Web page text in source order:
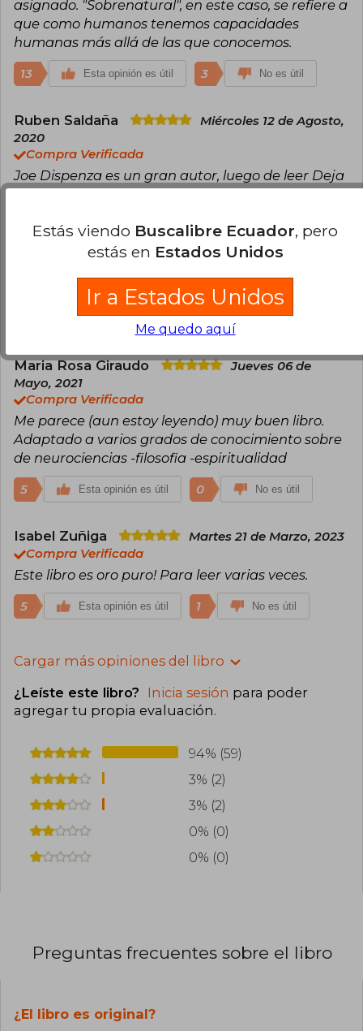
asignado. "Sobrenatural", en este caso, se refiere a
que como humanos tenemos capacidades
humanas más allá de las que conocemos.
13 Esta opinión es útil 3 No es útil
Ruben Saldaña
Miércoles 12 de Agosto,
2020
Compra Verificada
Joe Dispenza es un gran autor, luego de leer Deja
referencias a cerca de él, estoy más que seguro
será asombroso. El servicio de Buscalibre es muy
cualquier otra obra literaria.
Esta opinión es útil 0 No es útil
Maria Rosa Giraudo
Jueves 06 de
Mayo, 2021
Compra Verificada
Me parece (aun estoy leyendo) muy buen libro.
Adaptado a varios grados de conocimiento sobre
de neurociencias -filosofia -espiritualidad
5 Esta opinión es útil 0 No es útil
Isabel Zuñiga
Martes 21 de Marzo, 2023
Compra Verificada
Este libro es oro puro! Para leer varias veces.
5 Esta opinión es útil 1 No es útil
Cargar más opiniones del libro
¿Leíste este libro? Inicia sesión para poder
agregar tu propia evaluación.
94% (59)
3% (2)
3% (2)
0% (0)
0% (0)
Preguntas frecuentes sobre el libro
¿El libro es original?
Estás viendo Buscalibre Ecuador, pero
estás en Estados Unidos
Ir a Estados Unidos
Me quedo aquí